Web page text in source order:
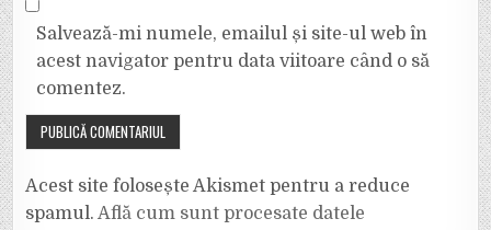
Salvează-mi numele, emailul și site-ul web în
acest navigator pentru data viitoare când o să
comentez.
Acest site folosește Akismet pentru a reduce
spamul.Află cum sunt procesate datele